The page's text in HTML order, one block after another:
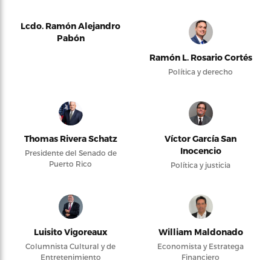
Lcdo. Ramón Alejandro
Pabón
Ramón L. Rosario Cortés
Política y derecho
Thomas Rivera Schatz
Presidente del Senado de
Puerto Rico
Víctor García San
Inocencio
Política y justicia
Luisito Vigoreaux
Columnista Cultural y de
Entretenimiento
William Maldonado
Economista y Estratega
Financiero